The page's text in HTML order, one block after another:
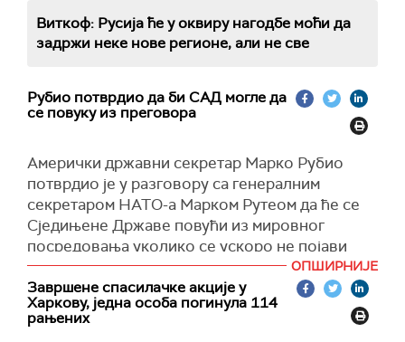
Виткоф: Русија ће у оквиру нагодбе моћи да
задржи неке нове регионе, али не све
Рубио потврдио да би САД могле да
се повуку из преговора
Амерички државни секретар Марко Рубио
потврдио је у разговору са генералним
секретаром НАТО-а Марком Рутеом да ће се
Сједињене Државе повући из мировног
посредовања уколико се ускоро не појави
јасан пут ка миру у Украјини.
"Државни секретар Марко Рубио разговарао
је данас са генералним секретаром НАТО-а
ОПШИРНИЈЕ
Завршене спасилачке акције у
Харкову, једна особа погинула 114
рањених